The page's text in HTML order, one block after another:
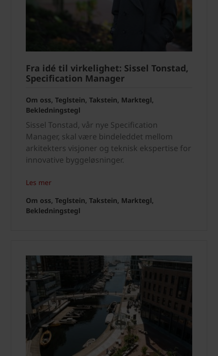
Fra idé til virkelighet: Sissel Tonstad,
Specification Manager
Om oss, Teglstein, Takstein, Marktegl,
Bekledningstegl
Sissel Tonstad, vår nye Specification
Manager, skal være bindeleddet mellom
arkitekters visjoner og teknisk ekspertise for
innovative byggeløsninger.
Les mer
Om oss, Teglstein, Takstein, Marktegl,
Bekledningstegl